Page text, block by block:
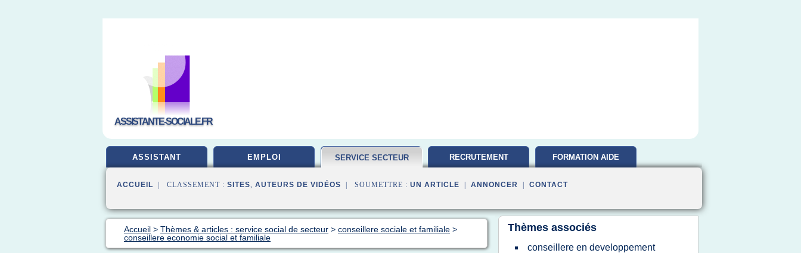
ASSISTANTE-SOCIALE.FR
ASSISTANT EMPLOI SERVICE SECTEUR RECRUTEMENT FORMATION AIDE
ACCUEIL | CLASSEMENT : SITES, AUTEURS DE VIDÉOS | SOUMETTRE : UN ARTICLE ANNONCER CONTACT
Accueil > Thèmes & articles : service social de secteur > conseillere sociale et familiale >
conseillere economie social et familiale
Thèmes associés
conseillere en developpement